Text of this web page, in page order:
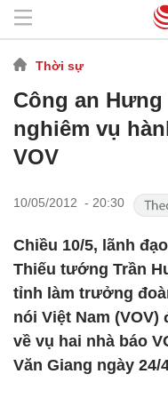
Thời sự
Công an
nghiêm vụ
VOV
10/05/2012 - 20:30
Chiều 10/5, lãnh
Thiếu tướng Trần
tỉnh làm trưởng
nói Việt Nam
về vụ hai nhà báo
Văn Giang ngày 24/